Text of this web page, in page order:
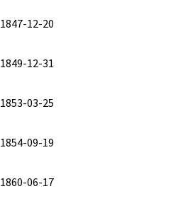
1847-12-20
1849-12-31
1853-03-25
1854-09-19
1860-06-17